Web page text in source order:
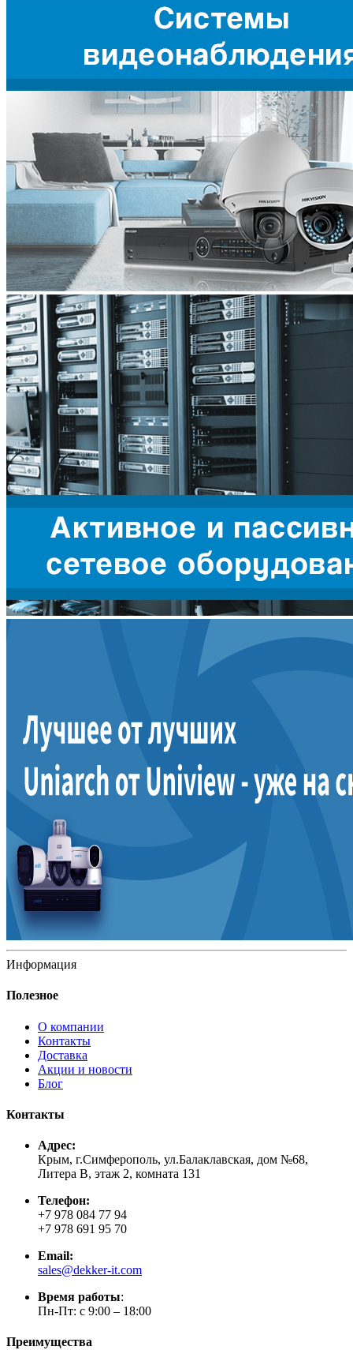
Информация
Полезное
О компании
Контакты
Доставка
Акции и новости
Блог
Контакты
Адрес:
Крым, г.Симферополь, ул.Балаклавская, дом №68,
Литера В, этаж 2, комната 131
Телефон:
+7 978 084 77 94
+7 978 691 95 70
Email:
sales@dekker-it.com
Время работы:
Пн-Пт: с 9:00 – 18:00
Преимущества